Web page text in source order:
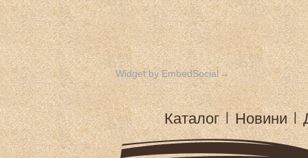
Widget by EmbedSocial→
Каталог | Новини |